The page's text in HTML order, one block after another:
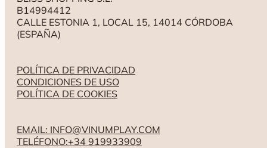
superficie de viña en Morales
de Toro.
B14994412
CALLE ESTONIA 1, LOCAL 15, 14014 CÓRDOBA
(ESPAÑA)
POLÍTICA DE PRIVACIDAD
CONDICIONES DE USO
POLÍTICA DE COOKIES
EMAIL: INFO@VINUMPLAY.COM
TELÉFONO:+34 919933909